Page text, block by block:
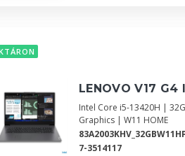
LENOVO V17 G4
Intel Core i5-13420H |
Graphics | W11 HOME
7-3514117